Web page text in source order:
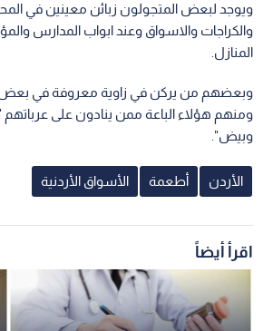
ويوجد لبعض المتجولون زبائن معينين في
والكراجات والاسواق وعند ابواب المدارس
المنازل.
وبعضهم من يركن في زاوية معروفة في بعض
ومنهم هؤلاء الباعة ممن ينادون على
وبيض".
الأردن أطعمة الأسواق الأردنية
اقرأ أيضاً